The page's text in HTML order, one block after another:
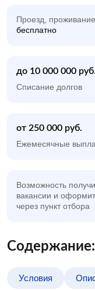
Проезд,
бесплатно
до 10 000 000 руб.
Списание долгов
от 250 000 руб.
Ежемесячные
Возможность
вакансии и
через пункт отбора
Содержание:
Условия